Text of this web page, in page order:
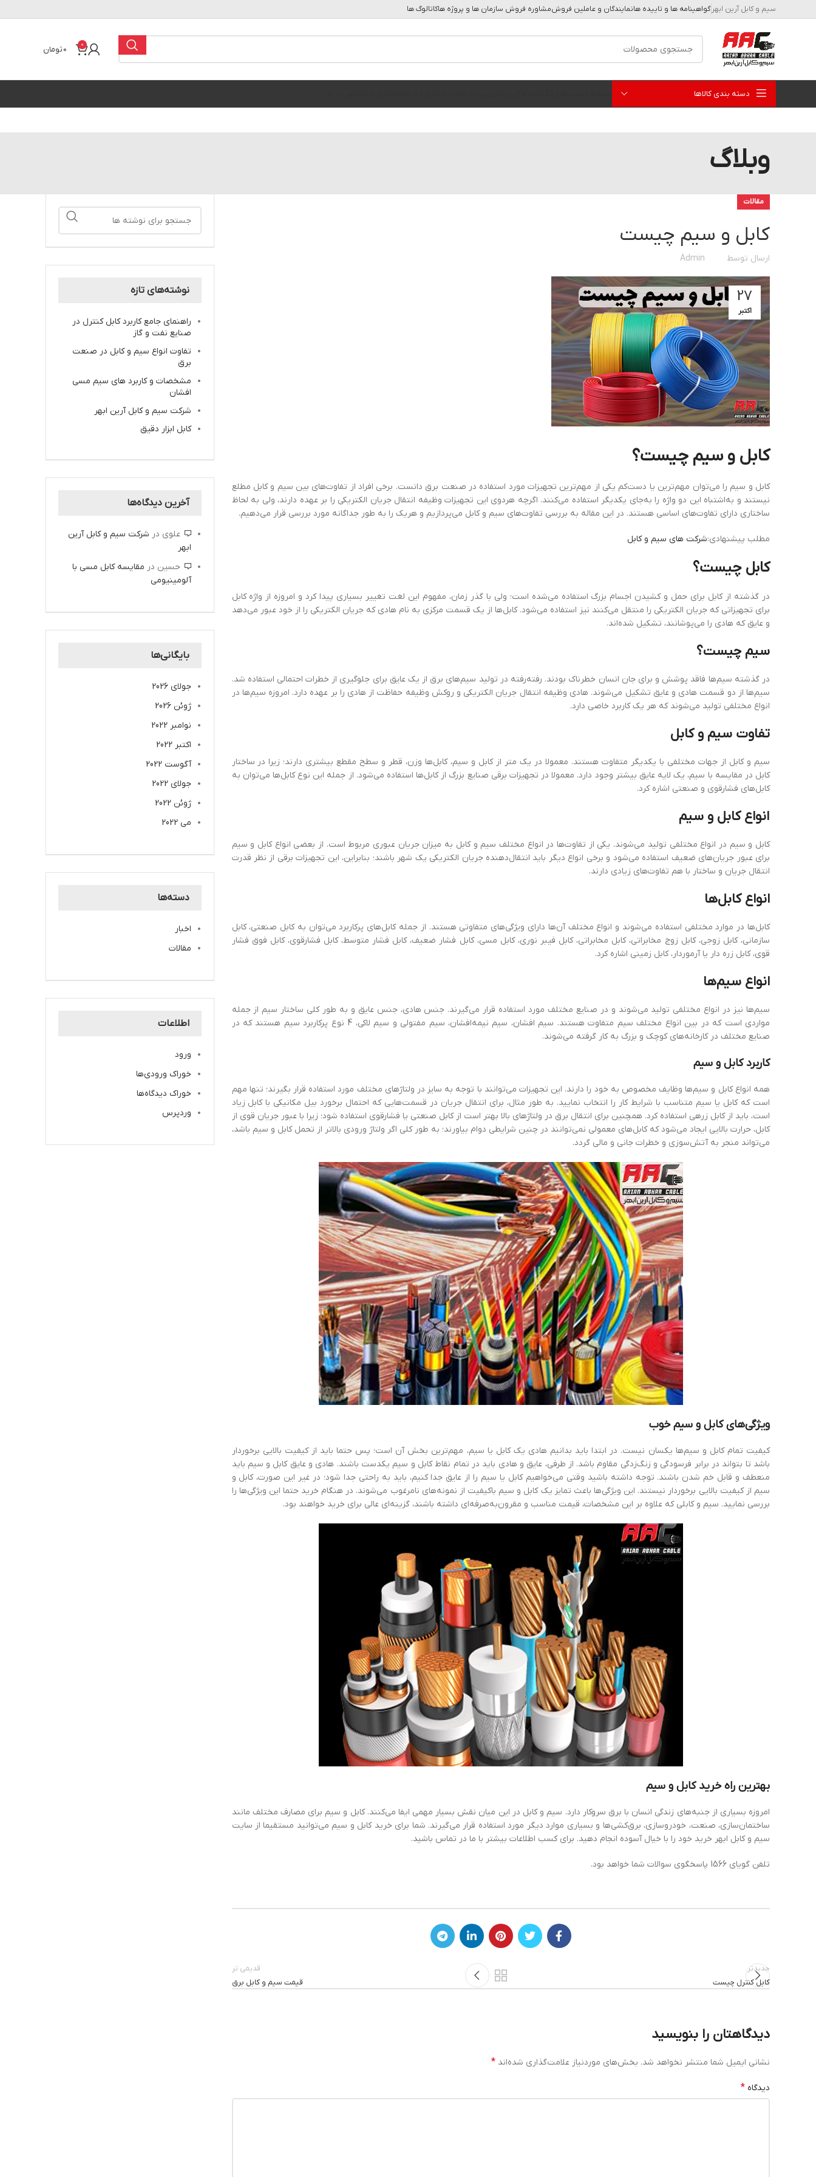
سیم و کابل آرین ابهر گواهینامه ها و تاییده هانمایندگان و عاملین فروشمشاوره فروش سازمان ها و پروژه هاکاتالوگ ها
0
0تومان
دسته بندی کالاها
وبلاگ
مقالات
کابل و سیم چیست
ارسال توسط Admin
27
اکتبر
کابل و سیم چیست؟
کابل و سیم را می‌توان مهم‌ترین یا دست‌کم یکی از مهم‌ترین تجهیزات مورد استفاده در صنعت برق دانست. برخی افراد از تفاوت‌های بین سیم و کابل مطلع
نیستند و به‌اشتباه این دو واژه را به‌جای یکدیگر استفاده می‌کنند. اگرچه هردوی این تجهیزات وظیفه انتقال جریان الکتریکی را بر عهده دارند، ولی به لحاظ
ساختاری دارای تفاوت‌های اساسی هستند. در این مقاله به بررسی تفاوت‌های سیم و کابل می‌پردازیم و هریک را به ‌طور جداگانه مورد بررسی قرار می‌دهیم.
مطلب پیشنهادی:شرکت های سیم و کابل
کابل چیست؟
در گذشته از کابل برای حمل و کشیدن اجسام بزرگ استفاده می‌شده است؛ ولی با گذر زمان، مفهوم این لغت تغییر بسیاری پیدا کرد و امروزه از واژه کابل
برای تجهیزاتی که جریان الکتریکی را منتقل می‌کنند نیز استفاده می‌شود. کابل‌ها از یک قسمت مرکزی به نام هادی که جریان الکتریکی را از خود عبور می‌دهد
و عایق که هادی را می‌پوشانند، تشکیل شده‌اند.
سیم چیست؟
در گذشته سیم‌ها فاقد پوشش و برای جان انسان خطرناک بودند. رفته‌رفته در تولید سیم‌های برق از یک عایق برای جلوگیری از خطرات احتمالی استفاده شد.
سیم‌ها از دو قسمت هادی و عایق تشکیل می‌شوند. هادی وظیفه انتقال جریان الکتریکی و روکش وظیفه حفاظت از هادی را بر عهده دارد. امروزه سیم‌ها در
انواع مختلفی تولید می‌شوند که هر یک کاربرد خاصی دارد.
تفاوت سیم و کابل
سیم و کابل از جهات مختلفی با یکدیگر متفاوت هستند. معمولا در یک متر از کابل و سیم، کابل‌ها وزن، قطر و سطح مقطع بیشتری دارند؛ زیرا در ساختار
کابل در مقایسه با سیم، یک لایه عایق بیشتر وجود دارد. معمولا در تجهیزات برقی صنایع بزرگ از کابل‌ها استفاده می‌شود. از جمله این نوع کابل‌ها می‌توان به
کابل‌های فشارقوی و صنعتی اشاره کرد.
انواع کابل و سیم
کابل و سیم در انواع مختلفی تولید می‌شوند. یکی از تفاوت‌ها در انواع مختلف سیم و کابل به میزان جریان عبوری مربوط است. از بعضی انواع کابل و سیم
برای عبور جریان‌های ضعیف استفاده می‌شود و برخی انواع دیگر باید انتقال‌دهنده جریان الکتریکی یک شهر باشند؛ بنابراین، این تجهیزات برقی از نظر قدرت
انتقال جریان و ساختار با هم تفاوت‌های زیادی دارند.
انواع کابل‌ها
کابل‌ها در موارد مختلفی استفاده می‌شوند و انواع مختلف آن‌ها دارای ویژگی‌های متفاوتی هستند. از جمله کابل‌های پرکاربرد می‌توان به کابل صنعتی، کابل
سازمانی، کابل زوجی، کابل زوج مخابراتی، کابل مخابراتی، کابل فیبر نوری، کابل مسی، کابل فشار ضعیف، کابل فشار متوسط، کابل فشارقوی، کابل فوق فشار
قوی، کابل زره دار یا آرموردار، کابل زمینی اشاره کرد.
انواع سیم‌ها
سیم‌ها نیز در انواع مختلفی تولید می‌شوند و در صنایع مختلف مورد استفاده قرار می‌گیرند. جنس هادی، جنس عایق و به‌ طور کلی ساختار سیم از جمله
مواردی است که در بین انواع مختلف سیم متفاوت هستند. سیم افشان، سیم نیمه‌افشان، سیم مفتولی و سیم لاکی، 4 نوع پرکاربرد سیم هستند که در
صنایع مختلف در کارخانه‌های کوچک و بزرگ به کار گرفته می‌شوند.
کاربرد کابل و سیم
همه انواع کابل و سیم‌ها وظایف مخصوص به خود را دارند. این تجهیزات می‌توانند با توجه به سایز در ولتاژهای مختلف مورد استفاده قرار بگیرند؛ تنها مهم
است که کابل یا سیم متناسب با شرایط کار را انتخاب نمایید. به ‌طور مثال، برای انتقال جریان در قسمت‌هایی که احتمال برخورد بیل مکانیکی با کابل زیاد
است، باید از کابل زرهی استفاده کرد. همچنین برای انتقال برق در ولتاژهای بالا بهتر است از کابل صنعتی یا فشارقوی استفاده شود؛ زیرا با عبور جریان قوی از
کابل، حرارت بالایی ایجاد می‌شود که کابل‌های معمولی نمی‌توانند در چنین شرایطی دوام بیاورند؛ به‌ طور کلی اگر ولتاژ ورودی بالاتر از تحمل کابل و سیم باشد،
می‌تواند منجر به آتش‌سوزی و خطرات جانی و مالی گردد.
ویژگی‌های کابل و سیم خوب
کیفیت تمام کابل و سیم‌ها یکسان نیست. در ابتدا باید بدانیم هادی یک کابل یا سیم، مهم‌ترین بخش آن است؛ پس حتما باید از کیفیت بالایی برخوردار
باشد تا بتواند در برابر فرسودگی و زنگ‌زدگی مقاوم باشد. از طرفی، عایق و هادی باید در تمام نقاط کابل و سیم یکدست باشند. هادی و عایق کابل و سیم باید
منعطف و قابل خم شدن باشند. توجه داشته باشید وقتی می‌خواهیم کابل یا سیم را از عایق جدا کنیم، باید به‌ راحتی جدا شود؛ در غیر این صورت، کابل و
سیم از کیفیت بالایی برخوردار نیستند. این ویژگی‌ها باعث تمایز یک کابل و سیم باکیفیت از نمونه‌های نامرغوب می‌شوند. در هنگام خرید حتما این ویژگی‌ها را
بررسی نمایید. سیم و کابلی که علاوه بر این مشخصات، قیمت مناسب و مقرون‌به‌صرفه‌ای داشته باشند، گزینه‌ای عالی برای خرید خواهند بود.
بهترین راه خرید کابل و سیم
امروزه بسیاری از جنبه‌های زندگی انسان با برق سروکار دارد. سیم و کابل در این میان نقش بسیار مهمی ایفا می‌کنند. کابل و سیم برای مصارف مختلف مانند
ساختمان‌سازی، صنعت، خودروسازی، برق‌کشی‌ها و بسیاری موارد دیگر مورد استفاده قرار می‌گیرند. شما برای خرید کابل و سیم می‌توانید مستقیما از سایت
سیم و کابل ابهر خرید خود را با خیال آسوده انجام دهید. برای کسب اطلاعات بیشتر با ما در تماس باشید.
تلفن گویای 1566 پاسخگوی سوالات شما خواهد بود.
جدیدتر
کابل کنترل چیست
قدیمی تر
قیمت سیم و کابل برق
دیدگاهتان را بنویسید
نشانی ایمیل شما منتشر نخواهد شد. بخش‌های موردنیاز علامت‌گذاری شده‌اند *
دیدگاه *
نوشته‌های تازه
راهنمای جامع کاربرد کابل کنترل در
صنایع نفت و گاز
تفاوت انواع سیم و کابل در صنعت
برق
مشخصات و کاربرد های سیم مسی
افشان
شرکت سیم و کابل آرین ابهر
کابل ابزار دقیق
آخرین دیدگاه‌ها
علوی در شرکت سیم و کابل آرین
ابهر
حسین در مقایسه کابل مسی با
آلومینیومی
بایگانی‌ها
جولای 2026
ژوئن 2026
نوامبر 2022
اکتبر 2022
آگوست 2022
جولای 2022
ژوئن 2022
می 2022
دسته‌ها
اخبار
مقالات
اطلاعات
ورود
خوراک ورودی‌ها
خوراک دیدگاه‌ها
وردپرس